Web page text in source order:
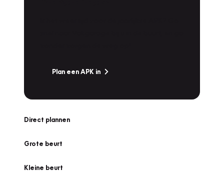
Plan een APK in
Direct plannen
Grote beurt
Kleine beurt